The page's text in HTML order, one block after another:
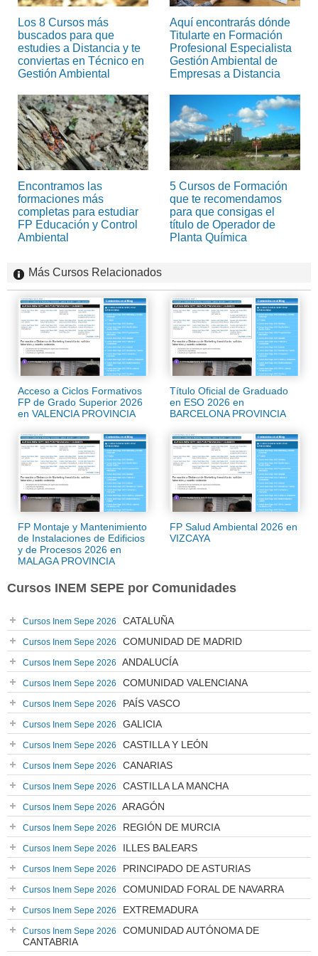
Los 8 Cursos más
buscados para que
estudies a Distancia y te
conviertas en Técnico en
Gestión Ambiental
Aquí encontrarás dónde
Titularte en Formación
Profesional Especialista
Gestión Ambiental de
Empresas a Distancia
Encontramos las
formaciones más
completas para estudiar
FP Educación y Control
Ambiental
5 Cursos de Formación
que te recomendamos
para que consigas el
título de Operador de
Planta Química
Más Cursos Relacionados
Acceso a Ciclos Formativos
FP de Grado Superior 2026
en VALENCIA PROVINCIA
Título Oficial de Graduado
en ESO 2026 en
BARCELONA PROVINCIA
FP Montaje y Mantenimiento
de Instalaciones de Edificios
y de Procesos 2026 en
MALAGA PROVINCIA
FP Salud Ambiental 2026 en
VIZCAYA
Cursos INEM SEPE por Comunidades
Cursos Inem Sepe 2026 CATALUÑA
Cursos Inem Sepe 2026 COMUNIDAD DE MADRID
Cursos Inem Sepe 2026 ANDALUCÍA
Cursos Inem Sepe 2026 COMUNIDAD VALENCIANA
Cursos Inem Sepe 2026 PAÍS VASCO
Cursos Inem Sepe 2026 GALICIA
Cursos Inem Sepe 2026 CASTILLA Y LEÓN
Cursos Inem Sepe 2026 CANARIAS
Cursos Inem Sepe 2026 CASTILLA LA MANCHA
Cursos Inem Sepe 2026 ARAGÓN
Cursos Inem Sepe 2026 REGIÓN DE MURCIA
Cursos Inem Sepe 2026 ILLES BALEARS
Cursos Inem Sepe 2026 PRINCIPADO DE ASTURIAS
Cursos Inem Sepe 2026 COMUNIDAD FORAL DE NAVARRA
Cursos Inem Sepe 2026 EXTREMADURA
Cursos Inem Sepe 2026
COMUNIDAD AUTÓNOMA DE
CANTABRIA